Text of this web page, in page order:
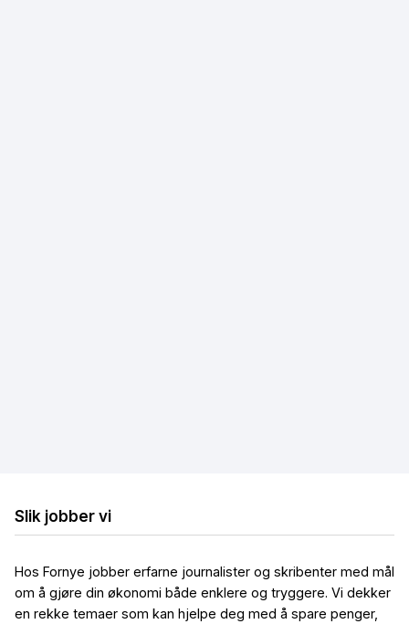
Slik jobber vi
Hos Fornye jobber erfarne journalister og skribenter med mål
om å gjøre din økonomi både enklere og tryggere. Vi dekker
en rekke temaer som kan hjelpe deg med å spare penger,